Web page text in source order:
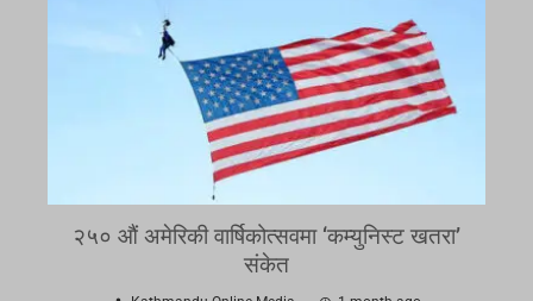
२५० औं अमेरिकी वार्षिकोत्सवमा ‘कम्युनिस्ट खतरा’
संकेत